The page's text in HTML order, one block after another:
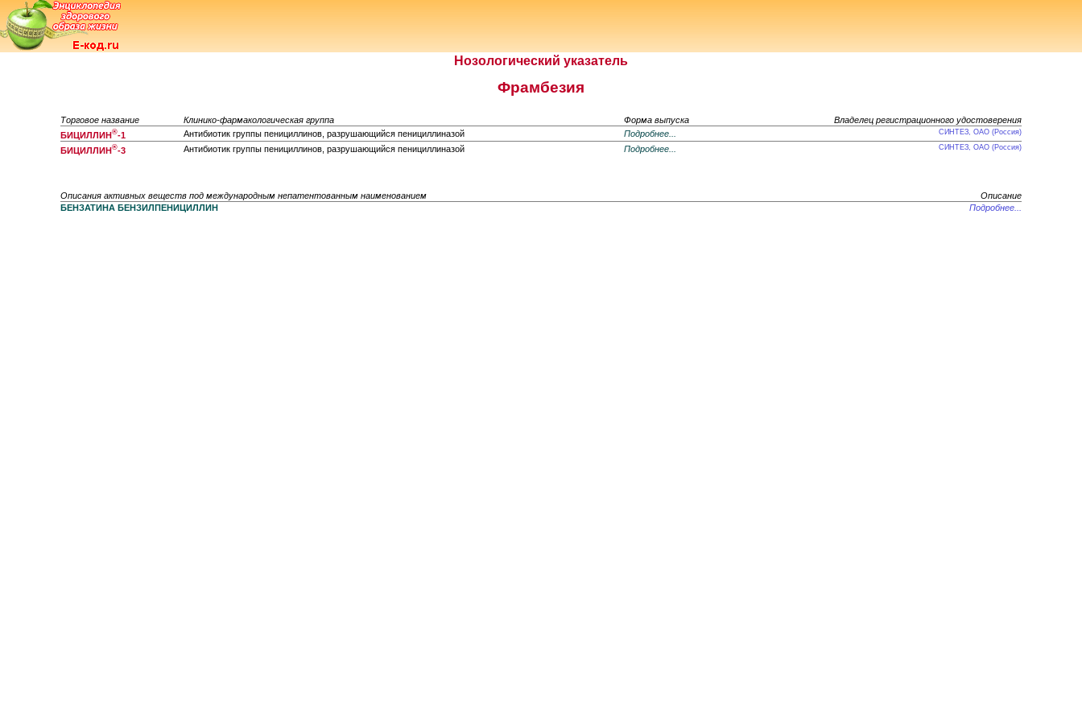
Нозологический указатель
Фрамбезия
Торговое название Клинико-фармакологическая группа Форма выпуска
Владелец регистрационного удостоверения
БИЦИЛЛИН®-1 Антибиотик группы пенициллинов, разрушающийся пенициллиназой Подробнее... СИНТЕЗ, ОАО (Россия)
БИЦИЛЛИН®-3 Антибиотик группы пенициллинов, разрушающийся пенициллиназой Подробнее... СИНТЕЗ, ОАО (Россия)
Описания активных веществ под международным непатентованным наименованием
Описание
БЕНЗАТИНА БЕНЗИЛПЕНИЦИЛЛИН
Подробнее...